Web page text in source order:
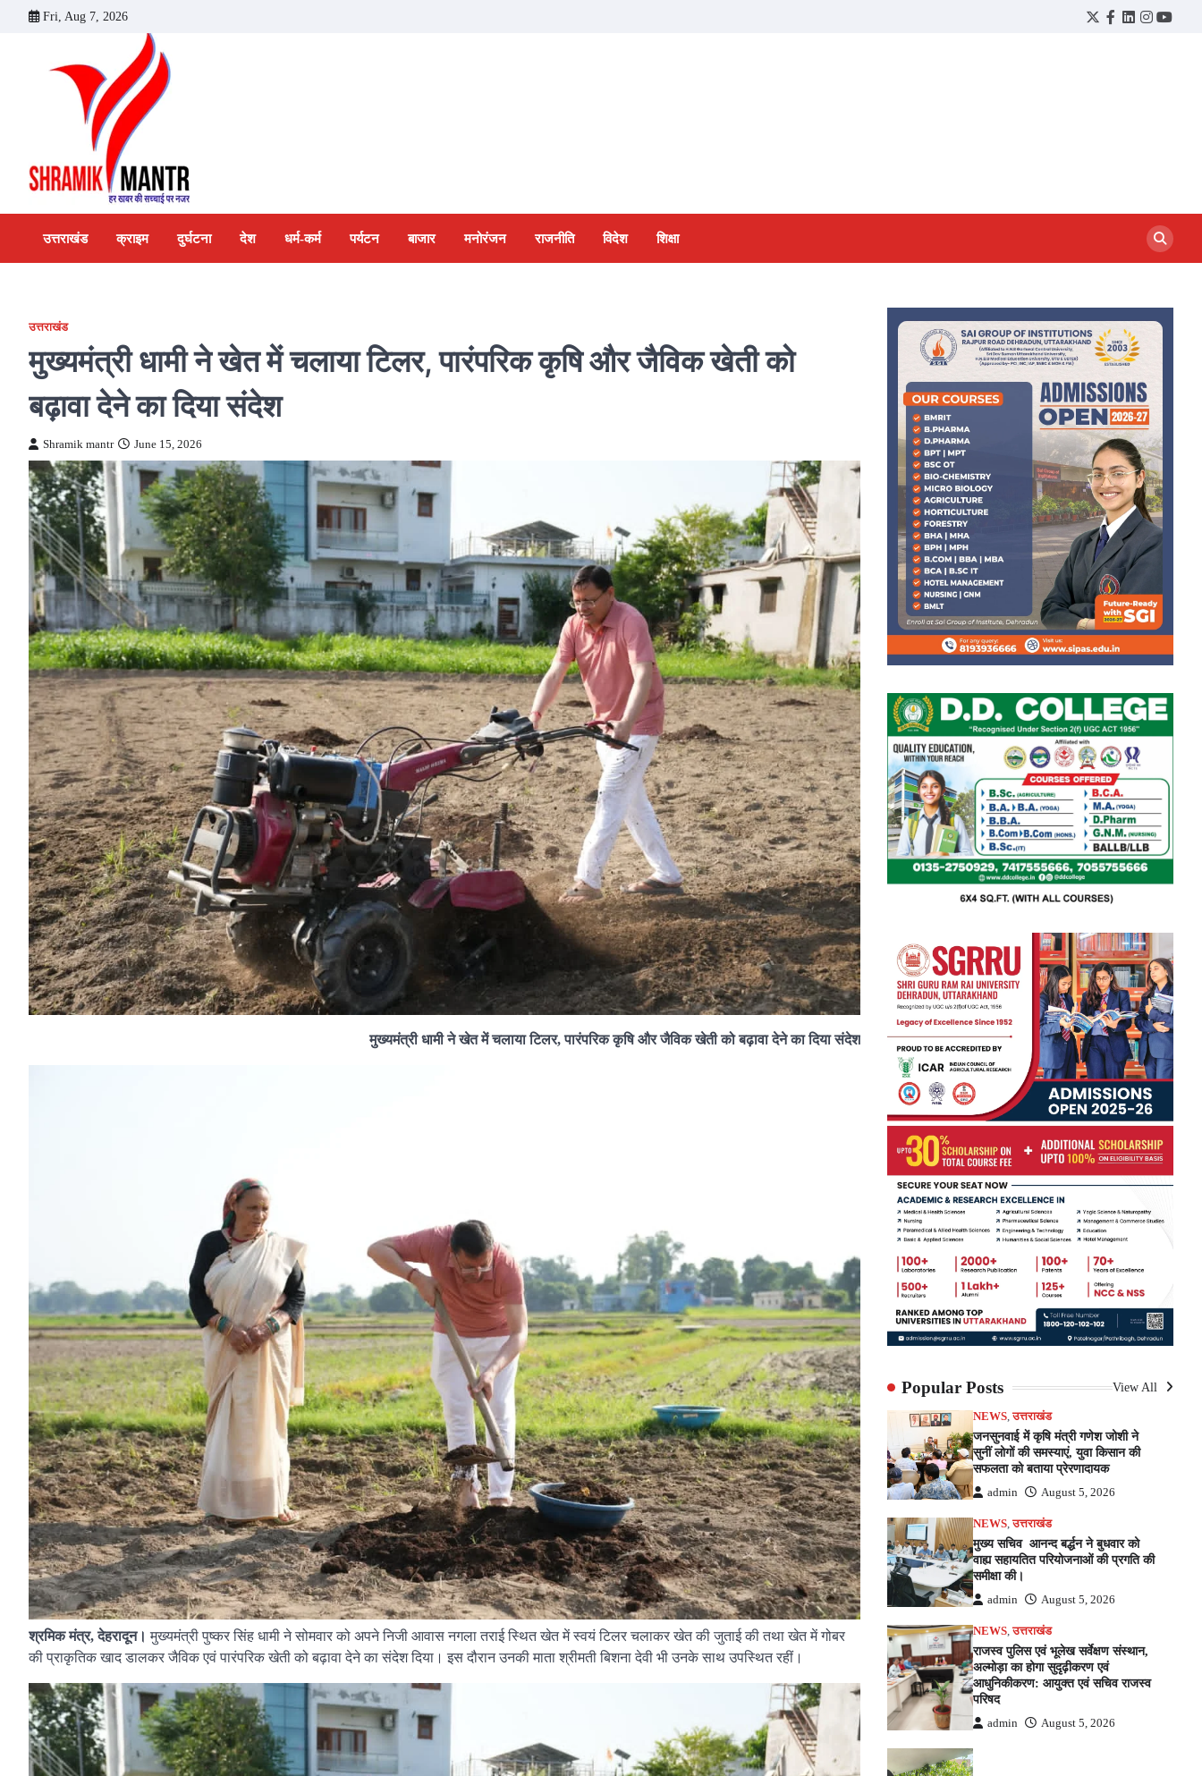
Fri, Aug 7, 2026
Twitter
Facebook
LinkedIn
Instagram
उत्तराखंड क्राइम दुर्घटना देश धर्म-कर्म पर्यटन बाजार मनोरंजन राजनीति विदेश शिक्षा
उत्तराखंड
मुख्यमंत्री धामी ने खेत में चलाया टिलर, पारंपरिक कृषि और जैविक खेती को
बढ़ावा देने का दिया संदेश
Shramik mantr June 15, 2026
मुख्यमंत्री धामी ने खेत में चलाया टिलर, पारंपरिक कृषि और जैविक खेती को बढ़ावा देने का दिया संदेश
श्रमिक मंत्र, देहरादून। मुख्यमंत्री पुष्कर सिंह धामी ने सोमवार को अपने निजी आवास नगला तराई स्थित खेत में स्वयं टिलर चलाकर खेत की जुताई की तथा खेत में गोबर
की प्राकृतिक खाद डालकर जैविक एवं पारंपरिक खेती को बढ़ावा देने का संदेश दिया। इस दौरान उनकी माता श्रीमती बिशना देवी भी उनके साथ उपस्थित रहीं।
Popular Posts View All
NEWS,उत्तराखंड
जनसुनवाई में कृषि मंत्री गणेश जोशी ने
सुनीं लोगों की समस्याएं, युवा किसान की
सफलता को बताया प्रेरणादायक
admin August 5, 2026
NEWS,उत्तराखंड
मुख्य सचिव आनन्द बर्द्धन ने बुधवार को
वाह्य सहायतित परियोजनाओं की प्रगति की
समीक्षा की।
admin August 5, 2026
NEWS,उत्तराखंड
राजस्व पुलिस एवं भूलेख सर्वेक्षण संस्थान,
अल्मोड़ा का होगा सुदृढ़ीकरण एवं
आधुनिकीकरण: आयुक्त एवं सचिव राजस्व
परिषद
admin August 5, 2026